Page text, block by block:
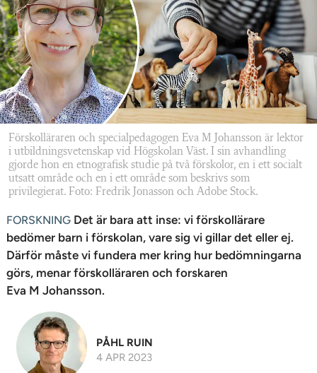
Förskolläraren och specialpedagogen Eva M Johansson är lektor
i utbildningsvetenskap vid Högskolan Väst. I sin avhandling
gjorde hon en etnografisk studie på två förskolor, en i ett socialt
utsatt område och en i ett område som beskrivs som
privilegierat. Foto: Fredrik Jonasson och Adobe Stock.
FORSKNING Det är bara att inse: vi förskollärare
bedömer barn i förskolan, vare sig vi gillar det eller ej.
Därför måste vi fundera mer kring hur bedömningarna
görs, menar förskolläraren och forskaren
Eva M Johansson.
PÅHL RUIN
4 APR 2023